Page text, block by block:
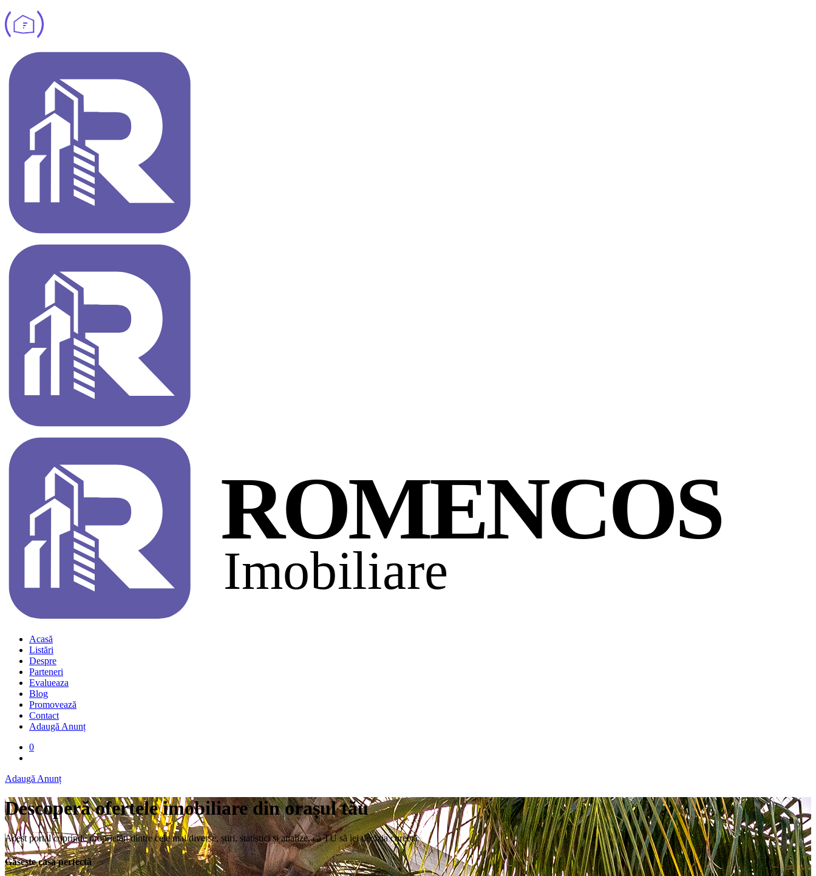
Acasă
Listări
Despre
Parteneri
Evalueaza
Blog
Promovează
Contact
Adaugă Anunț
0
Adaugă Anunț
Descoperă ofertele imobiliare din orașul tău
Acest portal cuprinde proprietăți dintre cele mai diverse, știri, statistici și analize, ca TU să iei decizia corectă
Găsește casa perfectă